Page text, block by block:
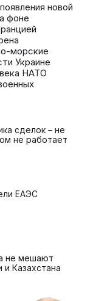
новой
фоне
морские
Украине
НАТО
сделок – не
не работает
ЕАЭС
не мешают
и Казахстана